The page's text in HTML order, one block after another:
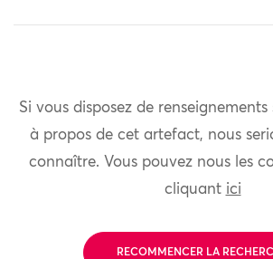
Si vous disposez de
à propos de cet artefact, nous
connaître. Vous pouvez nous les
cliquant ici
RECOMMENCER LA